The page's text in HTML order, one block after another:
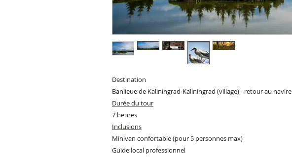
Destination
Banlieue de Kaliningrad-Kaliningrad (village) - retour au navire
Durée du tour
7 heures
Inclusions
Minivan confortable (pour 5 personnes max)
Guide local professionnel